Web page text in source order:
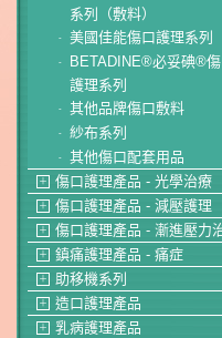
系列（敷料）
- 美國佳能傷口護理系列
-
BETADINE®必妥碘®
護理系列
- 其他品牌傷口敷料
- 紗布系列
- 其他傷口配套用品
＋ 傷口護理產品 - 光學治療
＋ 傷口護理產品 - 減壓護理
＋ 傷口護理產品 - 漸進壓力
＋ 鎮痛護理產品 - 痛症
＋ 助移機系列
＋ 造口護理產品
＋ 乳病護理產品